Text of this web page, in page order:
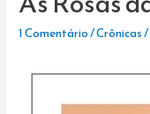
1 Comentário/Crônicas/